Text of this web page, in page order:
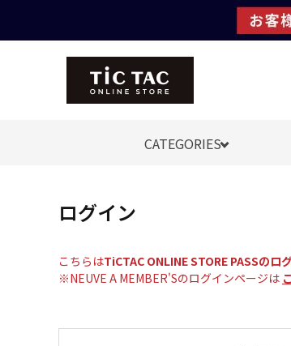
CATEGORIES
ログイン
こちらはTiCTAC ONLINE STORE PASSのロ
※NEUVE A MEMBER'Sのログインページは